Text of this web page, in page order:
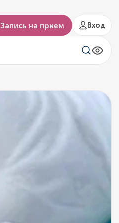
Запись на прием Вход